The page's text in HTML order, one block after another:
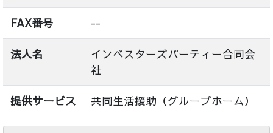
FAX番号 --
法人名
インベスターズパーティー合同会
社
提供サービス 共同生活援助（グループホーム）